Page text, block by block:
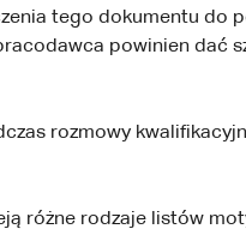
tego dokumentu do
powinien dać
rozmowy
różne rodzaje listów